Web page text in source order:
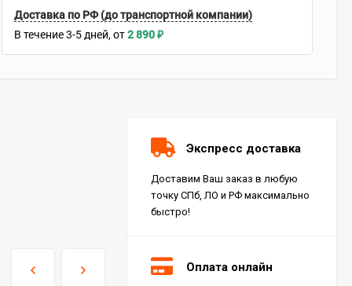
Доставка по РФ (до транспортной компании)
В течение 3-5 дней 2 890₽
Экспресс доставка
Доставим Ваш заказ в любую
точку СПб, ЛО и РФ максимально
быстро!
Оплата онлайн